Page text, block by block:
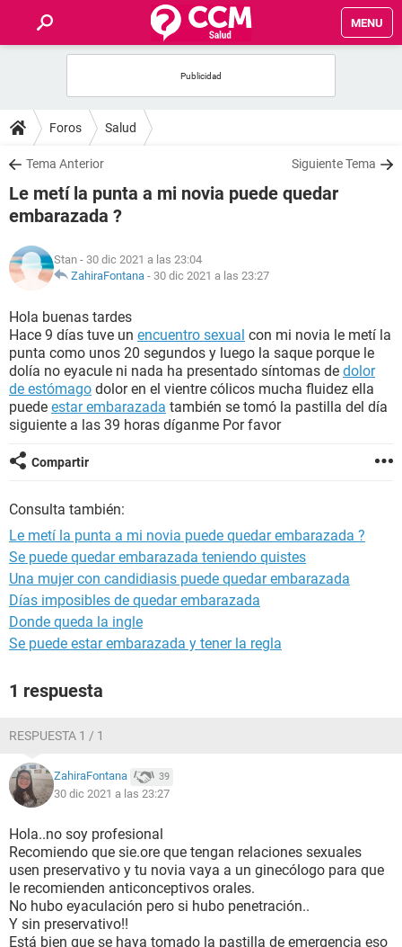
MENU
FOROS
SALUD
FAMILIA
NUTRICIÓN
SEXUALIDAD
GLOSARIO
Foros Salud
Tema Anterior Siguiente Tema
Le metí la punta a mi novia puede quedar
embarazada ?
Stan - 30 dic 2021 a las 23:04
ZahiraFontana - 30 dic 2021 a las 23:27
Hola buenas tardes
Hace 9 días tuve un encuentro sexual con mi novia le metí la
punta como unos 20 segundos y luego la saque porque le
dolía no eyacule ni nada ha presentado síntomas de dolor
de estómago dolor en el vientre cólicos mucha fluidez ella
puede estar embarazada también se tomó la pastilla del día
siguiente a las 39 horas díganme Por favor
Compartir
Consulta también:
Le metí la punta a mi novia puede quedar embarazada ?
Se puede quedar embarazada teniendo quistes
Una mujer con candidiasis puede quedar embarazada
Días imposibles de quedar embarazada
Donde queda la ingle
Se puede estar embarazada y tener la regla
1 respuesta
RESPUESTA 1 / 1
ZahiraFontana 39
30 dic 2021 a las 23:27
Hola..no soy profesional
Recomiendo que sie.ore que tengan relaciones sexuales
usen preservativo y tu novia vaya a un ginecólogo para que
le recomienden anticonceptivos orales.
No hubo eyaculación pero si hubo penetración..
Y sin preservativo!!
Está bien que se haya tomado la pastilla de emergencia eso